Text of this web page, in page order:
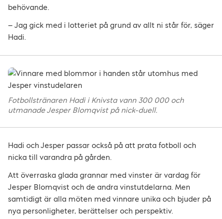
behövande.
– Jag gick med i lotteriet på grund av allt ni står för, säger
Hadi.
Fotbollstränaren Hadi i Knivsta vann 300 000 och
utmanade Jesper Blomqvist på nick-duell.
Hadi och Jesper passar också på att prata fotboll och
nicka till varandra på gården.
Att överraska glada grannar med vinster är vardag för
Jesper Blomqvist och de andra vinstutdelarna. Men
samtidigt är alla möten med vinnare unika och bjuder på
nya personligheter, berättelser och perspektiv.